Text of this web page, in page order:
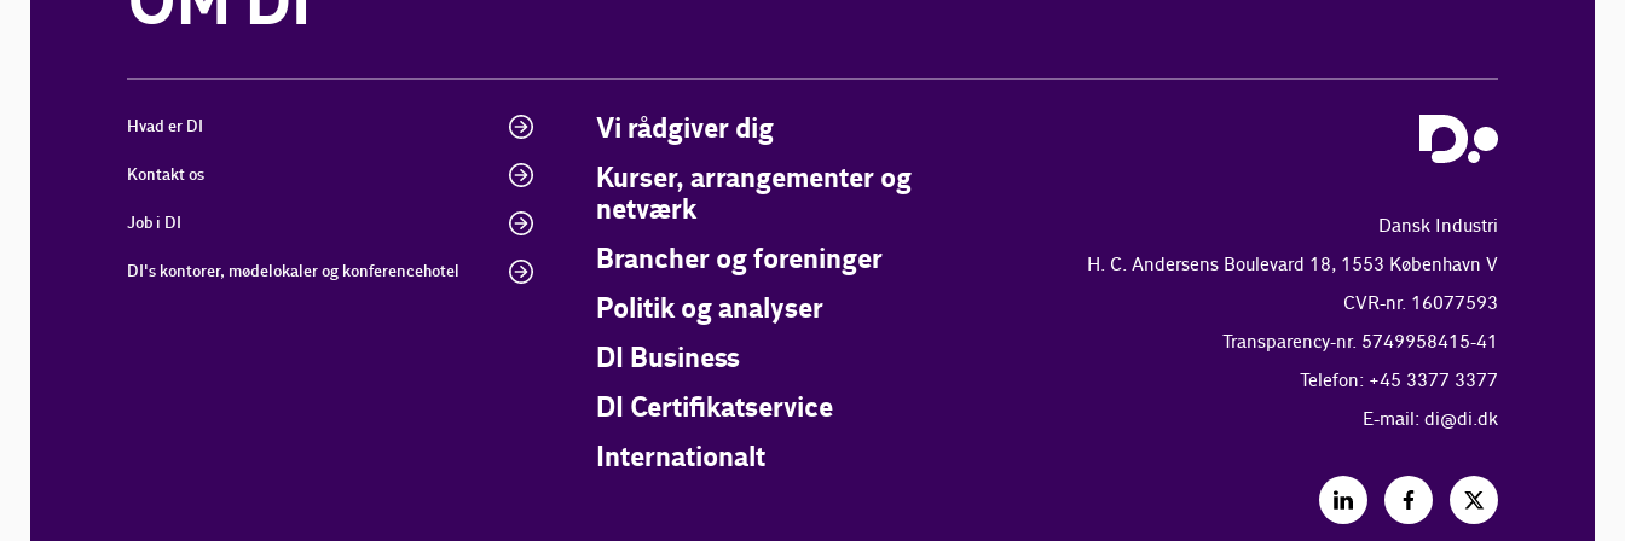
Hvad er DI
Kontakt os
Job i DI
DI's kontorer, mødelokaler og konferencehotel
Vi rådgiver dig
Kurser, arrangementer og
netværk
Brancher og foreninger
Politik og analyser
DI Business
DI Certifikatservice
Internationalt
Dansk Industri
H. C. Andersens Boulevard 18, 1553 København V
CVR-nr. 16077593
Transparency-nr. 5749958415-41
Telefon: +45 3377 3377
E-mail: di@di.dk